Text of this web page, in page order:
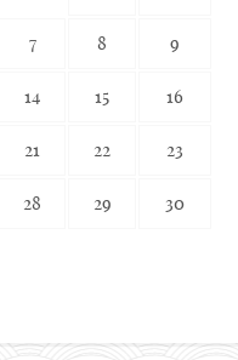
7 8 9
14 15 16
21 22 23
28 29 30